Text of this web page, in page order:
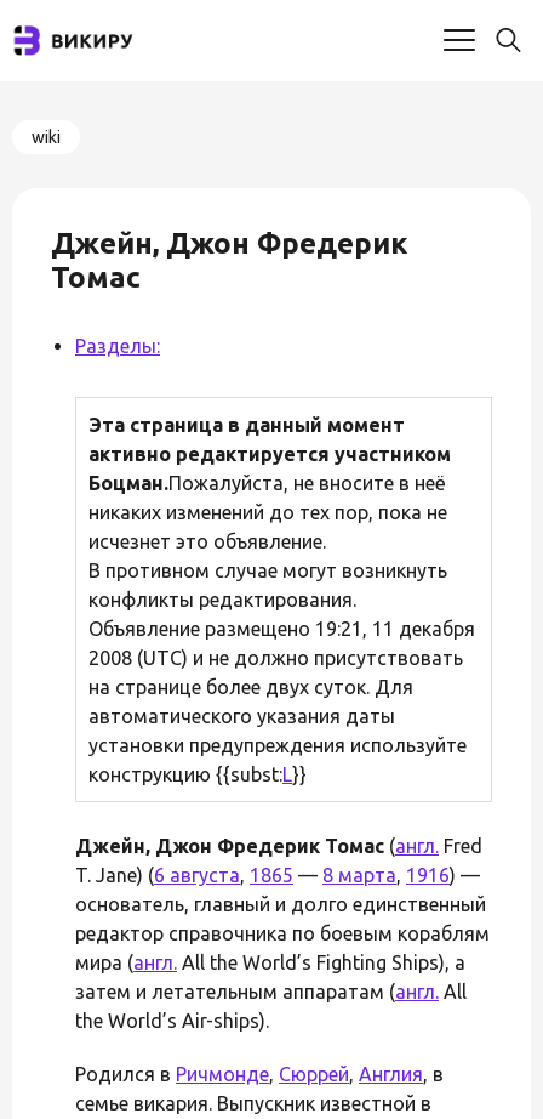
wiki
Джейн, Джон Фредерик
Томас
Разделы:
Эта страница в данный момент
активно редактируется участником
Боцман.Пожалуйста, не вносите в неё
никаких изменений до тех пор, пока не
исчезнет это объявление.
В противном случае могут возникнуть
конфликты редактирования.
Объявление размещено 19:21, 11 декабря
2008 (UTC) и не должно присутствовать
на странице более двух суток. Для
автоматического указания даты
установки предупреждения используйте
конструкцию {{subst:L}}
Джейн, Джон Фредерик Томас (англ. Fred
T. Jane) (6 августа, 1865 — 8 марта, 1916) —
основатель, главный и долго единственный
редактор справочника по боевым кораблям
мира (англ. All the World’s Fighting Ships), а
затем и летательным аппаратам (англ. All
the World’s Air-ships).
Родился в Ричмонде, Сюррей, Англия, в
семье викария. Выпускник известной в